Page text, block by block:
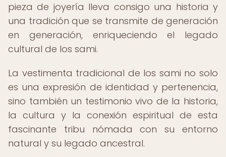
pieza de joyería lleva consigo una historia y
una tradición que se transmite de generación
en generación, enriqueciendo el legado
cultural de los sami.
La vestimenta tradicional de los sami no solo
es una expresión de identidad y pertenencia,
sino también un testimonio vivo de la historia,
la cultura y la conexión espiritual de esta
fascinante tribu nómada con su entorno
natural y su legado ancestral.